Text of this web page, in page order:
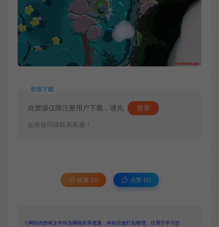
资源下载
此资源仅限注册用户下载，请先 登录
如有疑问请联系客服！
收藏 (0) 点赞 (0)
1.网站内所有文件均为网络共享资源，本站仅做打包整理。仅用于学习交